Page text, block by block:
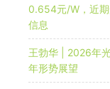
0.654元/W，近
信息
王勃华 | 2026年
年形势展望